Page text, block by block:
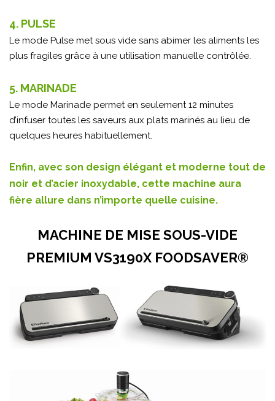
4. PULSE
Le mode Pulse met sous vide sans abimer les aliments les
plus fragiles grâce à une utilisation manuelle contrôlée.
5. MARINADE
Le mode Marinade permet en seulement 12 minutes
d’infuser toutes les saveurs aux plats marinés au lieu de
quelques heures habituellement.
Enfin, avec son design élégant et moderne tout de
noir et d’acier inoxydable, cette machine aura
fière allure dans n’importe quelle cuisine.
MACHINE DE MISE SOUS-VIDE
PREMIUM VS3190X FOODSAVER®